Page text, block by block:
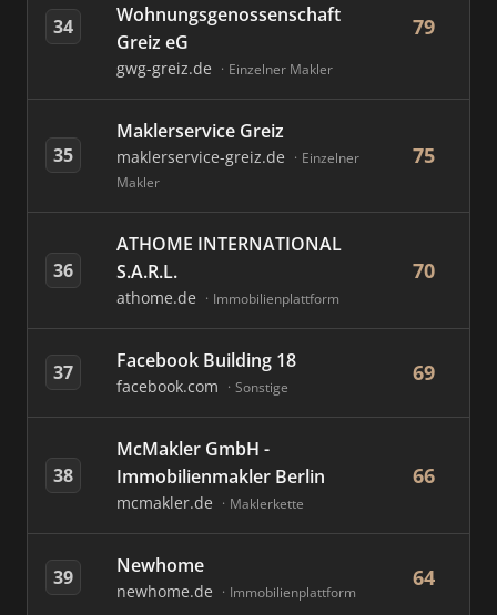
34
Wohnungsgenossenschaft
Greiz eG
gwg-greiz.de Einzelner Makler
79
35
Maklerservice Greiz
maklerservice-greiz.de
Einzelner
Makler
75
36
ATHOME INTERNATIONAL
S.A.R.L.
athome.de Immobilienplattform
70
37 Facebook Building 18
facebook.com Sonstige
69
38
McMakler GmbH -
Immobilienmakler Berlin
mcmakler.de Maklerkette
66
39 Newhome
newhome.de Immobilienplattform
64